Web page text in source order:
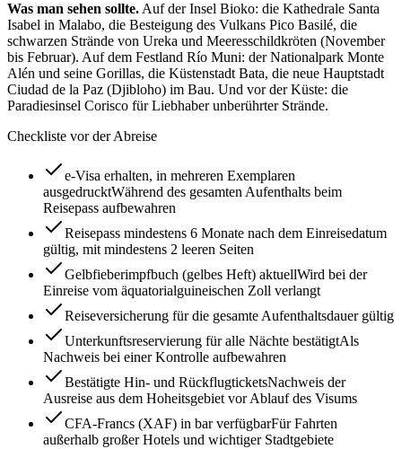
Was man sehen sollte. Auf der Insel Bioko: die Kathedrale Santa
Isabel in Malabo, die Besteigung des Vulkans Pico Basilé, die
schwarzen Strände von Ureka und Meeresschildkröten (November
bis Februar). Auf dem Festland Río Muni: der Nationalpark Monte
Alén und seine Gorillas, die Küstenstadt Bata, die neue Hauptstadt
Ciudad de la Paz (Djibloho) im Bau. Und vor der Küste: die
Paradiesinsel Corisco für Liebhaber unberührter Strände.
Checkliste vor der Abreise
e-Visa erhalten, in mehreren Exemplaren
ausgedrucktWährend des gesamten Aufenthalts beim
Reisepass aufbewahren
Reisepass mindestens 6 Monate nach dem Einreisedatum
gültig, mit mindestens 2 leeren Seiten
Gelbfieberimpfbuch (gelbes Heft) aktuellWird bei der
Einreise vom äquatorialguineischen Zoll verlangt
Reiseversicherung für die gesamte Aufenthaltsdauer gültig
Unterkunftsreservierung für alle Nächte bestätigtAls
Nachweis bei einer Kontrolle aufbewahren
Bestätigte Hin- und RückflugticketsNachweis der
Ausreise aus dem Hoheitsgebiet vor Ablauf des Visums
CFA-Francs (XAF) in bar verfügbarFür Fahrten
außerhalb großer Hotels und wichtiger Stadtgebiete